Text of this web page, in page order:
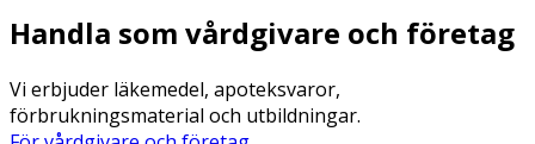
Handla som vårdgivare och företag
Vi erbjuder läkemedel, apoteksvaror,
förbrukningsmaterial och utbildningar.